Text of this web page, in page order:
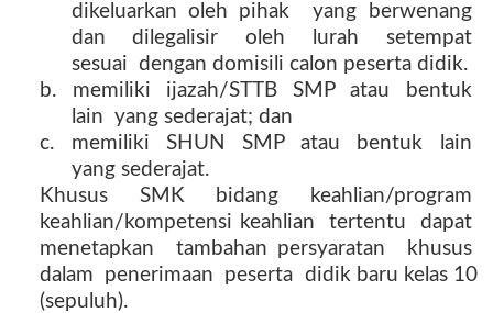
dikeluarkan oleh pihak
yang berwenang
dan
dilegalisir oleh lurah
setempat
sesuai dengan domisili calon peserta didik.
b.
memiliki ijazah/STTB SMP atau
bentuk
lain yang sederajat; dan
c.
memiliki SHUN SMP atau bentuk
lain
yang sederajat.
Khusus
SMK bidang
keahlian/program
keahlian/kompetensi keahlian
tertentu
dapat
menetapkan
tambahan persyaratan
khusus
dalam
penerimaan peserta didik baru kelas 10
(sepuluh).